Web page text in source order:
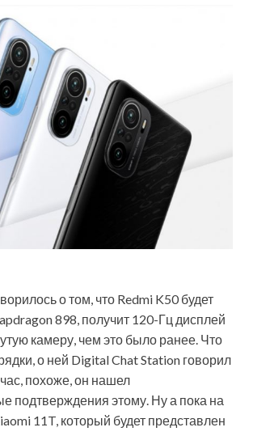
о том, что Redmi K50 будет
898, получит 120-Гц дисплей
камеру, чем это было ранее. Что
о ней Digital Chat Station говорил
похоже, он нашел
подтверждения этому. Ну а пока на
11T, который будет представлен